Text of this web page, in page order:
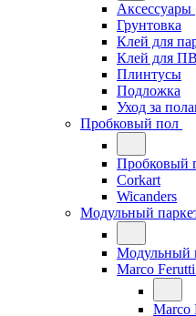
Аксессуары
Грунтовка
Клей для
Клей для
Плинтусы
Подложка
Уход за
Пробковый пол
Пробковый
Corkart
Wicanders
Модульный
Модульный
Marco Ferutti
Marco